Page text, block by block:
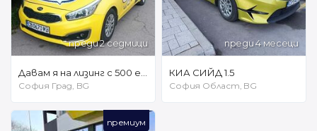
преди 2 седмици
София Град, BG
преди 4 месеци
КИА СИЙД 1.5
София Област, BG
премиум